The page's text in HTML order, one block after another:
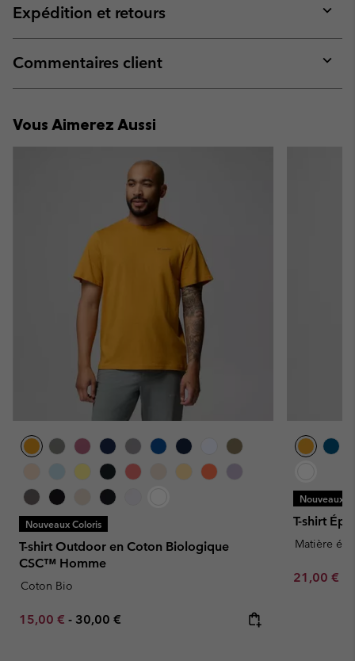
Expédition et retours
or
Commentaires client
or
Vous Aimerez Aussi
Nouveaux Coloris
T-shirt Outdoor en Coton Biologique
CSC™ Homme
Coton Bio
Minimum sale price:
15,00 € - Maximum price:
30,00 €
Nouveaux
T-shirt
Matière
Minimum
21,00 €